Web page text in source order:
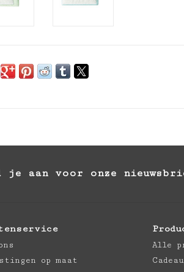
je aan voor onze
op maat
Alle